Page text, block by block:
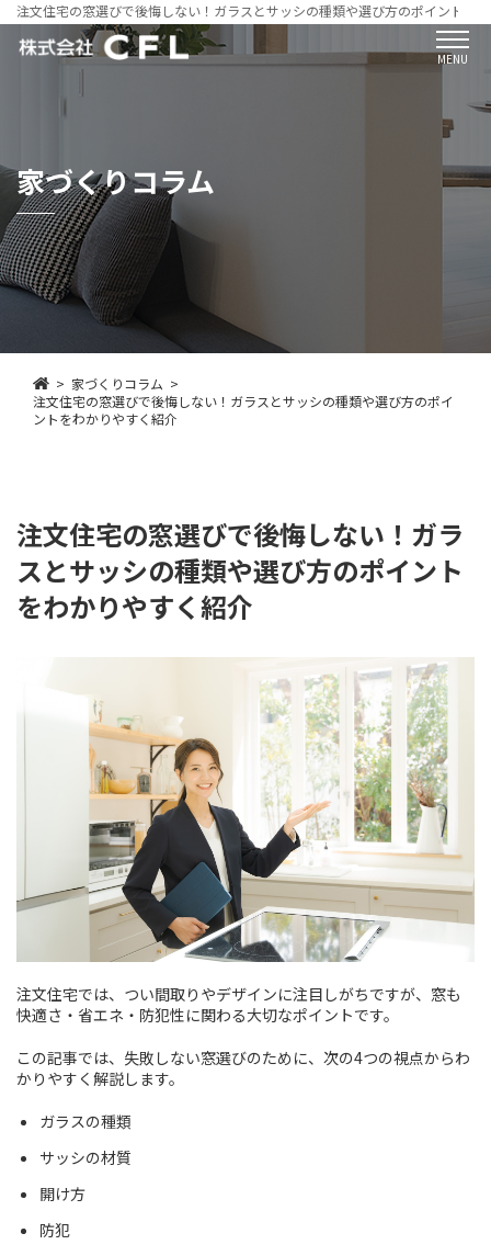
注文住宅の窓選びで後悔しない！ガラスとサッシの種類や選び方のポイントを
MENU
家づくりコラム
家づくりコラム
注文住宅の窓選びで後悔しない！ガラスとサッシの種類や選び方のポイ
ントをわかりやすく紹介
注文住宅の窓選びで後悔しない！ガラ
スとサッシの種類や選び方のポイント
をわかりやすく紹介
注文住宅では、つい間取りやデザインに注目しがちですが、窓も
快適さ・省エネ・防犯性に関わる大切なポイントです。
この記事では、失敗しない窓選びのために、次の4つの視点からわ
かりやすく解説します。
ガラスの種類
サッシの材質
開け方
防犯